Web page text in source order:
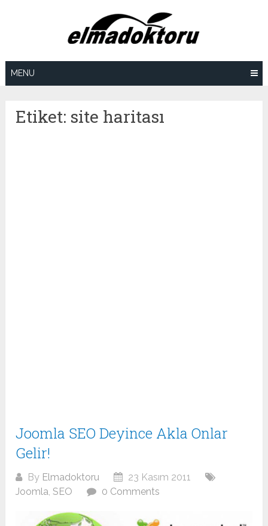
MENU
Etiket: site haritası
Joomla SEO Deyince Akla Onlar
Gelir!
By Elmadoktoru
23 Kasım 2011
Joomla,SEO 0 Comments